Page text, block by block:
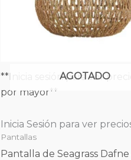
AGOTADO
**Inicia sesión para ver
por mayor**
Inicia Sesión para ver
Pantallas
Pantalla de Seagrass Dafne